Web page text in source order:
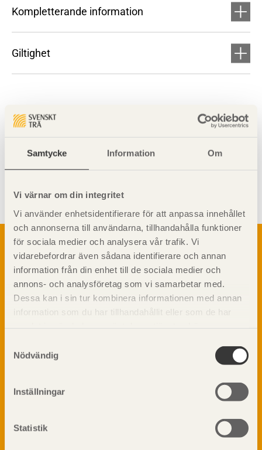
Samtycke Information Om
Vi värnar om din integritet
Vi använder enhetsidentifierare för att anpassa innehållet
och annonserna till användarna, tillhandahålla funktioner
för sociala medier och analysera vår trafik. Vi
vidarebefordrar även sådana identifierare och annan
information från din enhet till de sociala medier och
annons- och analysföretag som vi samarbetar med.
Dessa kan i sin tur kombinera informationen med annan
information som du har tillhandahållit eller som de har
Nödvändig
Inställningar
Statistik
Kompletterande information
Giltighet
Om trä
Materialet trä
Skogsbruk
Barrträdets uppbyggnad
Träets egenskaper och kvalitet
Kemisk behandling
Fakta om Limträ
Fukt
Ljud
TräGuiden är den digitala handboken för trä och
materialet trä samt instruktioner för byggande
med trä.
Prenumerera på TräGuidens nyhetsbrev!